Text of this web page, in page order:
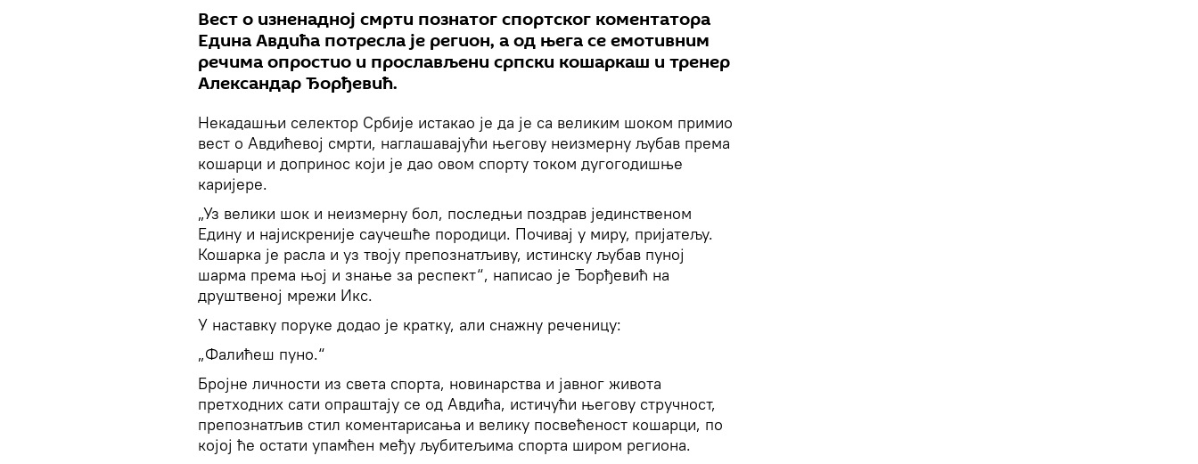
Вест о изненадној смрти познатог спортског коментатора
Едина Авдића потресла је регион, а од њега се емотивним
речима опростио и прослављени српски кошаркаш и тренер
Александар Ђорђевић.
Некадашњи селектор Србије истакао је да је са великим шоком примио
вест о Авдићевој смрти, наглашавајући његову неизмерну љубав према
кошарци и допринос који је дао овом спорту током дугогодишње
каријере.
„Уз велики шок и неизмерну бол, последњи поздрав јединственом
Едину и најискреније саучешће породици. Почивај у миру, пријатељу.
Кошарка је расла и уз твоју препознатљиву, истинску љубав пуној
шарма према њој и знање за респект“, написао је Ђорђевић на
друштвеној мрежи Икс.
У наставку поруке додао је кратку, али снажну реченицу:
„Фалићеш пуно.“
Бројне личности из света спорта, новинарства и јавног живота
претходних сати опраштају се од Авдића, истичући његову стручност,
препознатљив стил коментарисања и велику посвећеност кошарци, по
којој ће остати упамћен међу љубитељима спорта широм региона.